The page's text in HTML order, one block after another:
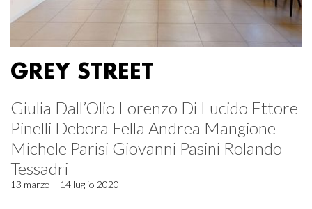
GREY STREET
Giulia Dall’Olio Lorenzo Di Lucido Ettore
Pinelli Debora Fella Andrea Mangione
Michele Parisi Giovanni Pasini Rolando
Tessadri
13 marzo – 14 luglio 2020